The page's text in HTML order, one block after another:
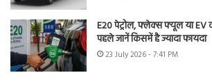
E20 पेट्रोल, फ्लेक्स फ्यूल या EV
पहले जानें किसमें है ज्यादा फायदा
23 July 2026 - 7:41 PM